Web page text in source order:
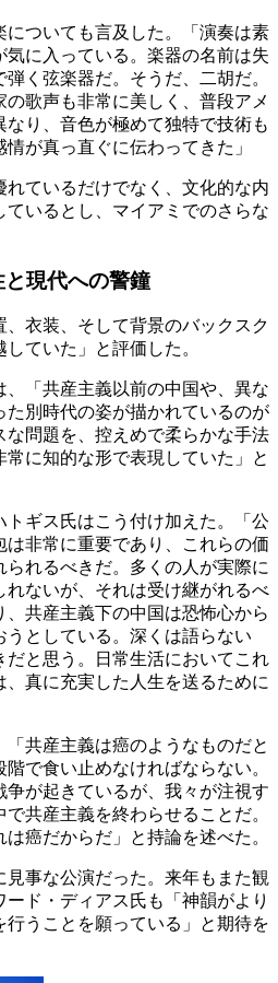
ついても言及した。「演奏は素
に入っている。楽器の名前は失
く弦楽器だ。そうだ、二胡だ。
歌声も非常に美しく、普段アメ
なり、音色が極めて独特で技術も
が真っ直ぐに伝わってきた」
ているだけでなく、文化的な内
いるとし、マイアミでのさらな
現代への警鐘
衣装、そして背景のバックスク
ていた」と評価した。
「共産主義以前の中国や、異な
た別時代の姿が描かれているのが
な問題を、控えめで柔らかな手法
に知的な形で表現していた」と
ギス氏はこう付け加えた。「公
非常に重要であり、これらの価
れるべきだ。多くの人が実際に
れないが、それは受け継がれるべ
、共産主義下の中国は恐怖心から
うとしている。深くは語らない
だと思う。日常生活においてこれ
、真に充実した人生を送るために
共産主義は癌のようなものだと
で食い止めなければならない。
が起きているが、我々が注視す
共産主義を終わらせることだ。
癌だからだ」と持論を述べた。
事な公演だった。来年もまた観
ド・ディアス氏も「神韻がより
うことを願っている」と期待を